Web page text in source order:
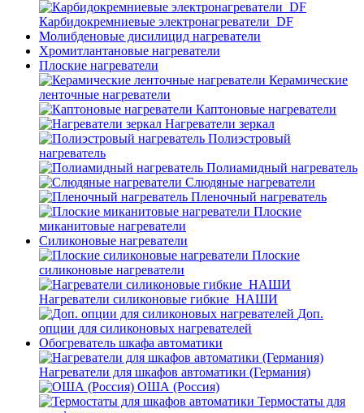
Карбидокремниевые электронагреватели_DF
Молибденовые дисилицид нагреватели
Хромитлантановые нагреватели
Плоские нагреватели
Керамические
ленточные нагреватели
Каптоновые нагреватели
Нагреватели зеркал
Полиэстровый
нагреватель
Полиамидный нагреватель
Слюдяные нагреватели
Пленочный нагреватель
Плоские
миканитовые нагреватели
Силиконовые нагреватели
Плоские
силиконовые нагреватели
Нагреватели силиконовые гибкие_НАШИ
Доп.
опции для силиконовых нагревателей
Обогреватель шкафа автоматики
Нагреватели для шкафов автоматики (Германия)
ОША (Россия)
Термостаты для